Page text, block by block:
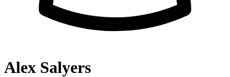
Alex Salyers